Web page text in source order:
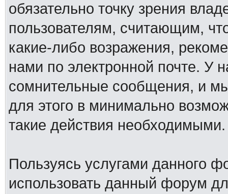
обязательно точку зрения
пользователям, считающим,
какие-либо возражения,
нами по электронной почте. У
сомнительные сообщения, и
для этого в минимально
такие действия необходимыми.
Пользуясь услугами данного
использовать данный форум